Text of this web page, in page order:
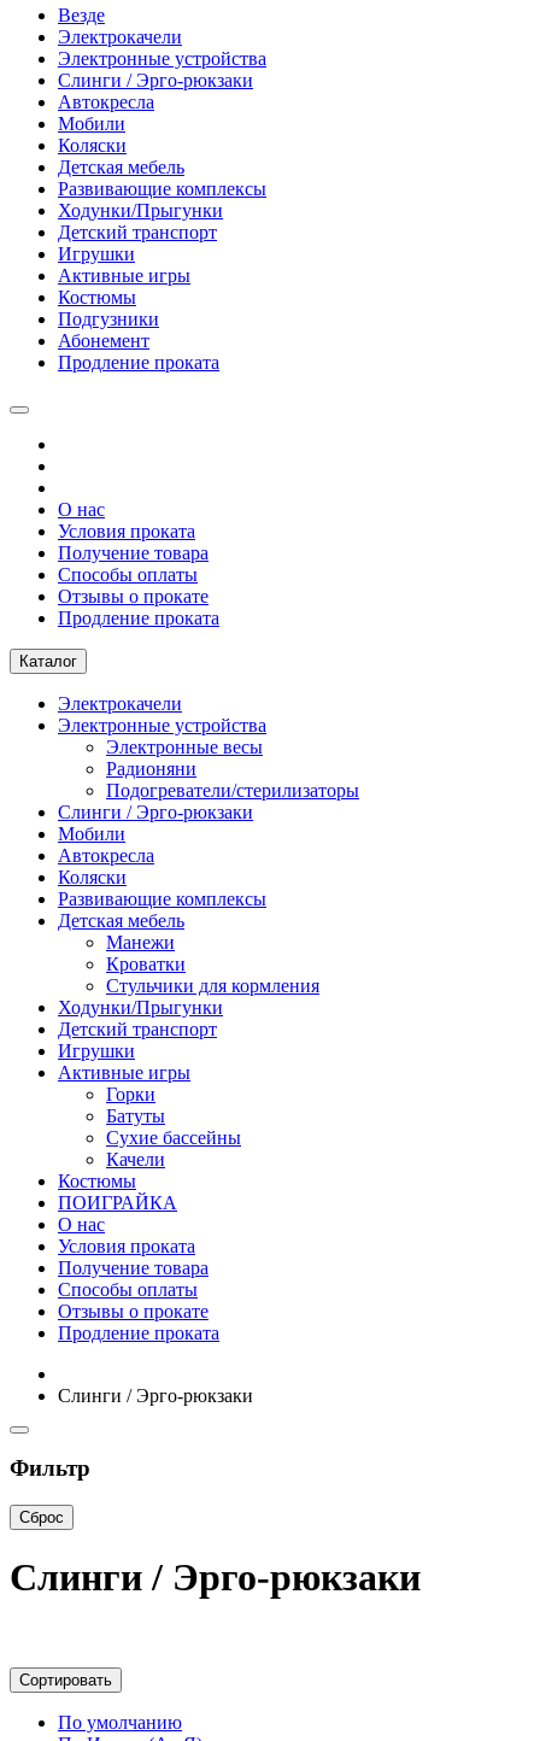
Везде
Электрокачели
Электронные устройства
Слинги / Эрго-рюкзаки
Автокресла
Мобили
Коляски
Детская мебель
Развивающие комплексы
Ходунки/Прыгунки
Детский транспорт
Игрушки
Активные игры
Костюмы
Подгузники
Абонемент
Продление проката
О нас
Условия проката
Получение товара
Способы оплаты
Отзывы о прокате
Продление проката
Каталог
Электрокачели
Электронные устройства
Электронные весы
Радионяни
Подогреватели/стерилизаторы
Слинги / Эрго-рюкзаки
Мобили
Автокресла
Коляски
Развивающие комплексы
Детская мебель
Манежи
Кроватки
Стульчики для кормления
Ходунки/Прыгунки
Детский транспорт
Игрушки
Активные игры
Горки
Батуты
Сухие бассейны
Качели
Костюмы
ПОИГРАЙКА
О нас
Условия проката
Получение товара
Способы оплаты
Отзывы о прокате
Продление проката
Слинги / Эрго-рюкзаки
Фильтр
Сброс
Слинги / Эрго-рюкзаки
Сортировать
По умолчанию